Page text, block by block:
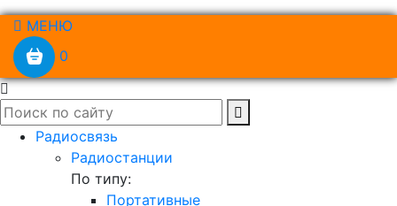
МЕНЮ
0
Радиосвязь
Радиостанции
По типу:
Портативные